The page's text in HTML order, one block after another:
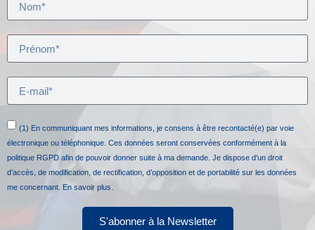
(1) En communiquant mes informations, je consens à être recontacté(e) par voie
électronique ou téléphonique. Ces données seront conservées conformément à la
politique RGPD afin de pouvoir donner suite à ma demande. Je dispose d’un droit
d’accès, de modification, de rectification, d’opposition et de portabilité sur les données
me concernant. En savoir plus.
S'abonner à la Newsletter